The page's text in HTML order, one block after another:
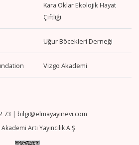
Kara Oklar Ekolojik Hayat
Çiftliği
Uğur Böcekleri Derneği
Vizgo Akademi
73 | bilgi@elmayayinevi.com
Artı Yayıncılık A.Ş